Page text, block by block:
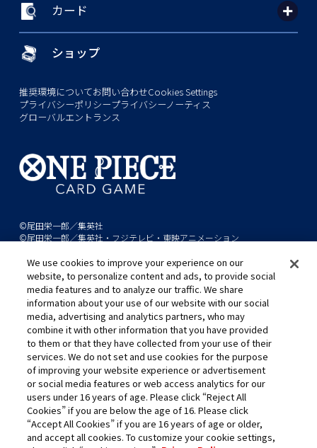
カード
ショップ
推奨環境についてお問い合わせCookies Settings
プライバシーポリシープライバシーノーティス
グローバルエントランス
©尾田栄一郎／集英社
©尾田栄一郎／集英社・フジテレビ・東映アニメーション
このwebサイトに記載されているすべての画像・テキスト・データの無
断転用、転載をお断りします。
開発中につき、本サイトで使用している画像と実際の商品とは異なる場
合があります。
※AppleとAppleのロゴは、米国およびその他の国で登録されたApple
Inc.の商標です。
※Google Play および Google Play ロゴは、Google LLC の商標です。
キャリア採用
We use cookies to improve your experience on our
website, to personalize content and ads, to provide social
media features and to analyze our traffic. We share
information about your use of our website with our social
media, advertising and analytics partners, who may
combine it with other information that you have provided
to them or that they have collected from your use of their
services. We do not set and use cookies for the purpose
of improving your website experience or advertisement
or social media features or web access analytics for our
users under 16 years of age. Please click “Reject All
Cookies” if you are below the age of 16. Please click
“Accept All Cookies” if you are 16 years of age or older,
and accept all cookies. To customize your cookie settings,